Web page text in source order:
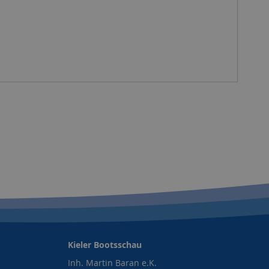
Kieler Bootsschau
Inh. Martin Baran e.K.